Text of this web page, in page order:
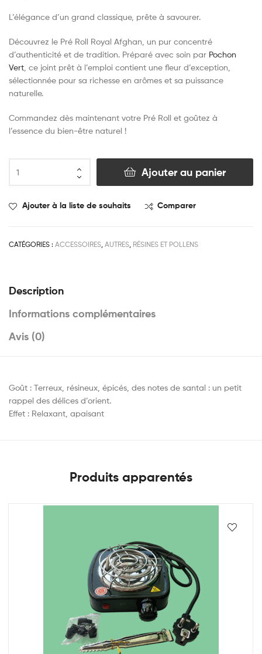
L’élégance d’un grand classique, prête à savourer.
Découvrez le Pré Roll Royal Afghan, un pur concentré
d’authenticité et de tradition. Préparé avec soin par Pochon
Vert , ce joint prêt à l’emploi contient une fleur d’exception,
sélectionnée pour sa richesse en arômes et sa puissance
naturelle.
Commandez dès maintenant votre Pré Roll et goûtez à
l’essence du bien-être naturel !
Ajouter au panier
Ajouter à la liste de souhaits Comparer
CATÉGORIES : ACCESSOIRES AUTRES RÉSINES ET POLLENS
Description
Informations complémentaires
Avis (0)
Goût : Terreux, résineux, épicés, des notes de santal : un petit
rappel des délices d’orient.
Effet : Relaxant, apaisant
Produits apparentés